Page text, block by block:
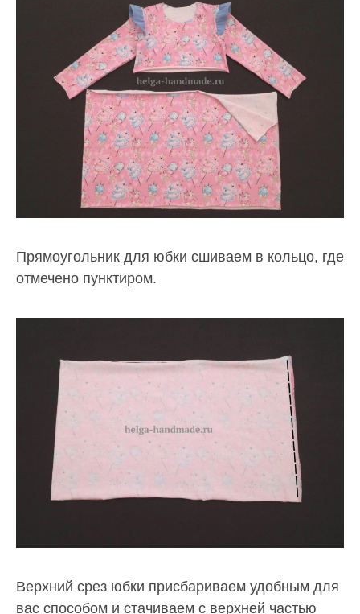
Прямоугольник для юбки сшиваем в кольцо, где
отмечено пунктиром.
Верхний срез юбки присбариваем удобным для
вас способом и стачиваем с верхней частью